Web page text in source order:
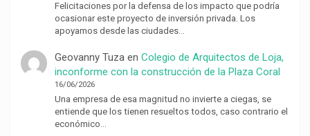
Felicitaciones por la defensa de los impacto que podría
ocasionar este proyecto de inversión privada. Los
apoyamos desde las ciudades…
Geovanny Tuzaen Colegio de Arquitectos de Loja,
inconforme con la construcción de la Plaza Coral
16/06/2026
Una empresa de esa magnitud no invierte a ciegas, se
entiende que los tienen resueltos todos, caso contrario el
económico…